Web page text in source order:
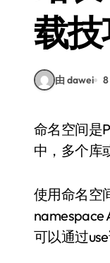
载
由 dawei
命名空间是PHP中用于组织代码结构的重要特性，它可以帮助开发者避免类名冲突。在大型项目
中，多个库
使用命名空
namespace
可以通过